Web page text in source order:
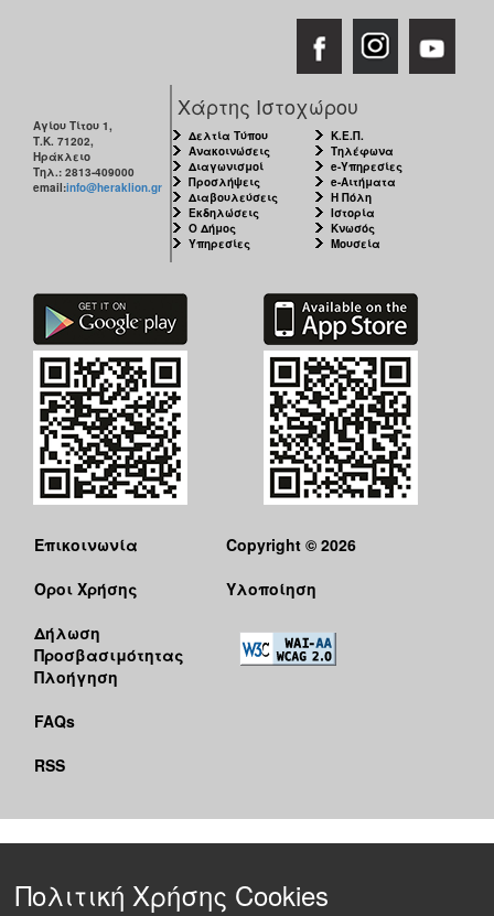
Αγίου Τίτου 1,
Τ.Κ. 71202,
Ηράκλειο
Τηλ.: 2813-409000
email:info@heraklion.gr
Χάρτης Ιστοχώρου
Δελτία Τύπου
Ανακοινώσεις
Διαγωνισμοί
Προσλήψεις
Διαβουλεύσεις
Εκδηλώσεις
Ο Δήμος
Υπηρεσίες
Κ.Ε.Π.
Τηλέφωνα
e-Υπηρεσίες
e-Αιτήματα
Η Πόλη
Ιστορία
Κνωσός
Μουσεία
Επικοινωνία
Όροι Χρήσης
Δήλωση
Προσβασιμότητας
Πλοήγηση
FAQs
RSS
Copyright © 2026
Υλοποίηση
Πολιτική Χρήσης Cookies